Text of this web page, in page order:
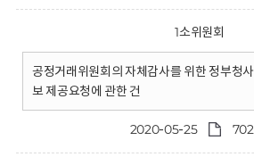
1소위원회
공정거래위원회의 자체감사를 위한 정부청
보 제공요청에 관한 건
2020-05-25